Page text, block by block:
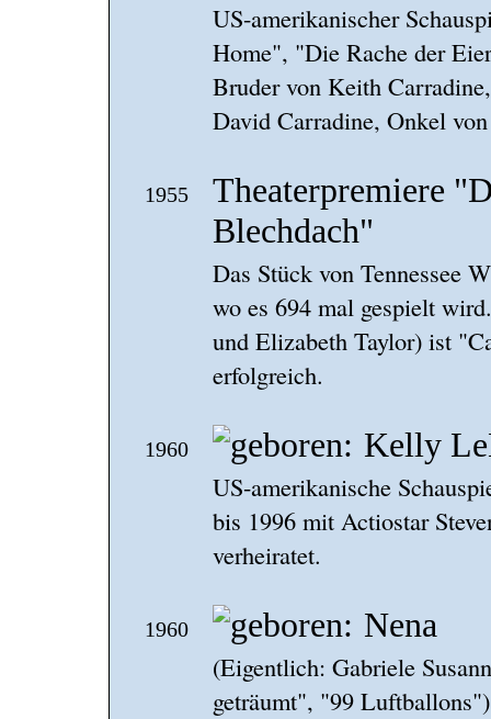
US-amerikanischer
Home", "Die Rache der
Bruder von Keith
David Carradine, Onkel
1955
Theaterpremiere
Blechdach"
Das Stück von Tennessee
wo es 694 mal gespielt
und Elizabeth Taylor) ist
erfolgreich.
1960 Kelly
US-amerikanische
bis 1996 mit Actiostar
verheiratet.
1960 Nena
(Eigentlich: Gabriele
geträumt", "99